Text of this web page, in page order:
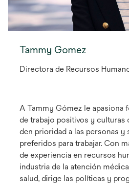
Tammy Gomez
Directora de Recursos
A Tammy Gómez le apasiona
de trabajo positivos y culturas
den prioridad a las personas y
preferidos para trabajar. Con
de experiencia en recursos
industria de la atención
salud, dirige las políticas y